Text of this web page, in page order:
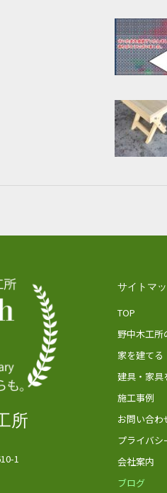
所
1
サイトマ
TOP
野中木工所
家を建てる
建具・家具
施工事例
お問い合わ
プライバシ
会社案内
ブログ